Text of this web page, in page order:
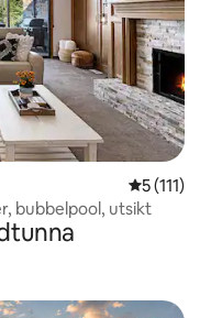
5 av 5 i
5 (111)
bubbelpool, utsikt